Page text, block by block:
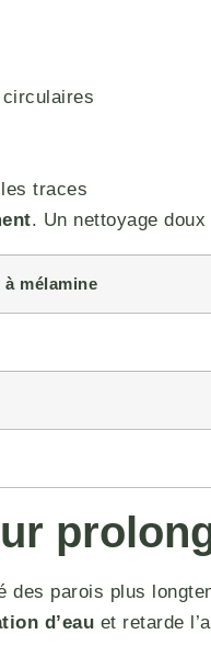
traces
. Un nettoyage
à mélamine
parois plus
d’eau et retarde